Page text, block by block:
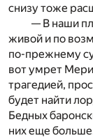
снизу тоже
— В наши
живой и по
по-прежнему
вот умрет
трагедией,
будет найти
Бедных
них еще